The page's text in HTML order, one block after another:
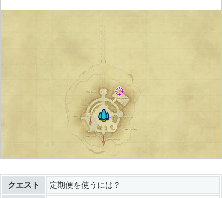
クエスト 定期便を使うには？